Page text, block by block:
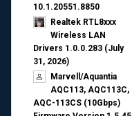
10.1.20551.8850
Realtek RTL8xxx
Wireless LAN
Drivers 1.0.0.283 (July
31, 2026)
Marvell/Aquantia
AQC113, AQC113C,
AQC-113CS (10Gbps)